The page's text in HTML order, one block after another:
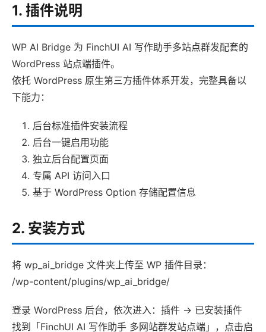
1. 插件说明
WP AI Bridge 为 FinchUI AI 写作助手多站点群发配套的
WordPress 站点端插件。
依托 WordPress 原生第三方插件体系开发，完整具备以
下能力：
后台标准插件安装流程
后台一键启用功能
独立后台配置页面
专属 API 访问入口
基于 WordPress Option 存储配置信息
2. 安装方式
将 wp_ai_bridge 文件夹上传至 WP 插件目录：
/wp-content/plugins/wp_ai_bridge/
登录 WordPress 后台，依次进入：插件 -> 已安装插件
找到「FinchUI AI 写作助手 多网站群发站点端」，点击启